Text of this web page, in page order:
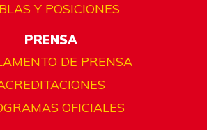
Y POSICIONES
PRENSA
DE PRENSA
OFICIALES